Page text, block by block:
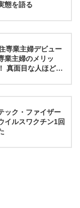
態を語る
専業主婦デビュー
業主婦のメリッ
陥
ック・ファイザー
イルスワクチン1回